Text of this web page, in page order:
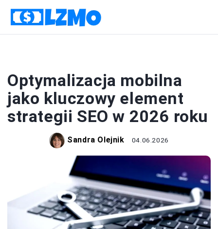
Optymalizacja mobilna
jako kluczowy element
strategii SEO w 2026 roku
Sandra Olejnik 04.06.2026